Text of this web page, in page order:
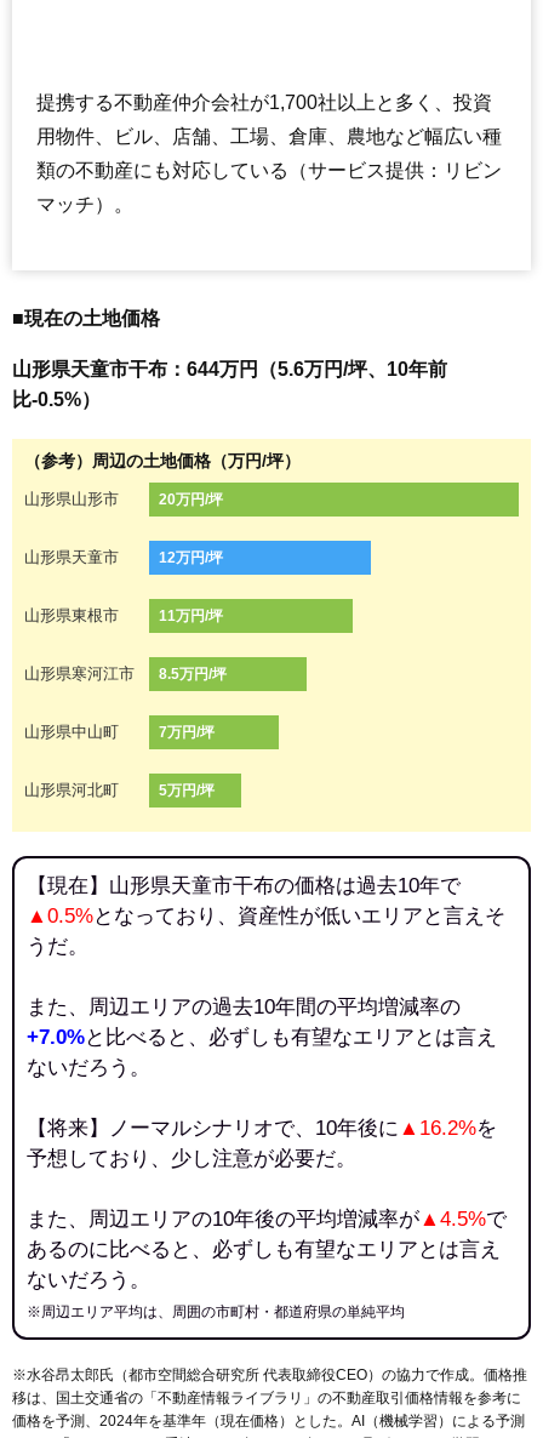
提携する不動産仲介会社が1,700社以上と多く、投資
用物件、ビル、店舗、工場、倉庫、農地など幅広い種
類の不動産にも対応している（サービス提供：リビン
マッチ）。
■現在の土地価格
山形県天童市干布：644万円（5.6万円/坪、10年前
比-0.5%）
（参考）周辺の土地価格（万円/坪）
山形県山形市 20万円/坪
山形県天童市 12万円/坪
山形県東根市 11万円/坪
山形県寒河江市 8.5万円/坪
山形県中山町 7万円/坪
山形県河北町 5万円/坪
【現在】山形県天童市干布の価格は過去10年で
▲0.5%となっており、資産性が低いエリアと言えそ
うだ。
また、周辺エリアの過去10年間の平均増減率の
+7.0%と比べると、必ずしも有望なエリアとは言え
ないだろう。
【将来】ノーマルシナリオで、10年後に ▲16.2%を
予想しており、少し注意が必要だ。
また、周辺エリアの10年後の平均増減率が▲4.5%で
あるのに比べると、必ずしも有望なエリアとは言え
ないだろう。
※周辺エリア平均は、周囲の市町村・都道府県の単純平均
※水谷昂太郎氏（都市空間総合研究所 代表取締役CEO）の協力で作成。価格推
移は、国土交通省の「 不動産情報ライブラリ 」の不動産取引価格情報を参考に
価格を予測、2024年を基準年（現在価格）とした。AI（機械学習）による予測